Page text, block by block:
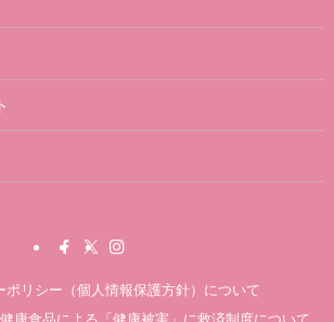
ポリシー（個人情報保護方針）について